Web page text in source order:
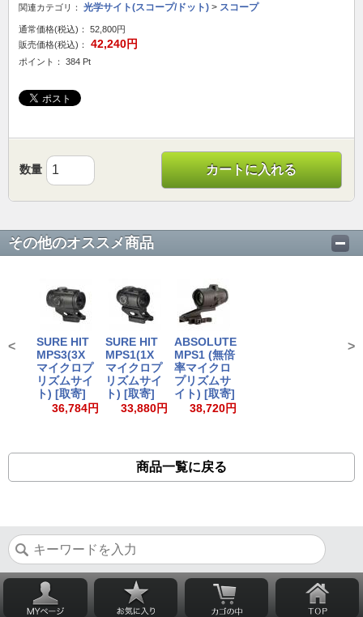
関連カテゴリ： 光学サイト(スコープ/ドット) > スコープ
通常価格(税込)：
52,800円
販売価格(税込)：
42,240円
ポイント： 384 Pt
数量 カートに入れる
その他のオススメ商品
SURE HIT
MPS3(3X
マイクロプ
リズムサイ
ト) [取寄]
36,784円
SURE HIT
MPS1(1X
マイクロプ
リズムサイ
ト) [取寄]
33,880円
ABSOLUTE
MPS1 (無倍
率マイクロ
プリズムサ
イト) [取寄]
38,720円
< >
商品一覧に戻る